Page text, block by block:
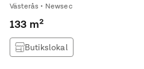
Västerås • Newsec
133 m²
Butikslokal